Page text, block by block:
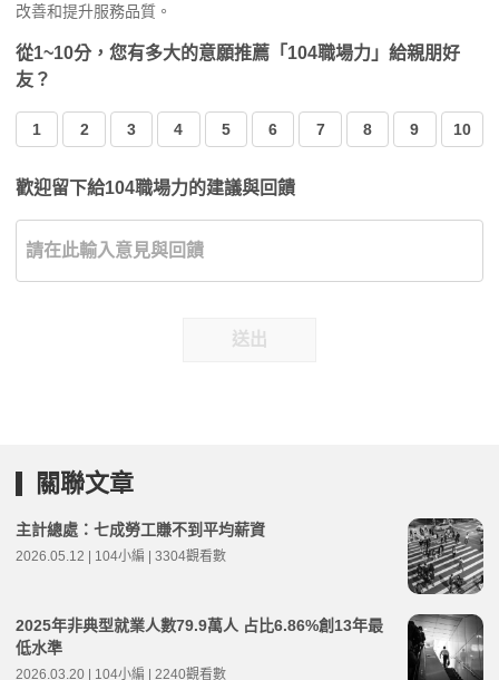
改善和提升服務品質。
從1~10分，您有多大的意願推薦「104職場力」給親朋好
友？
1 2 3 4 5 6 7 8 9 10
歡迎留下給104職場力的建議與回饋
送出
關聯文章
主計總處：七成勞工賺不到平均薪資
2026.05.12 | 104小編 | 3304觀看數
2025年非典型就業人數79.9萬人 占比6.86%創13年最
低水準
2026.03.20 | 104小編 | 2240觀看數